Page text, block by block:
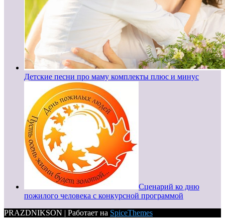
Детские песни про маму комплекты плюс и минус
Сценарий ко дню
пожилого человека с конкурсной программой
PRAZDNIKSON | Работает на SpiceThemes